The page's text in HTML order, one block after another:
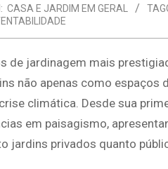
CASA E JARDIM EM GERAL
de jardinagem mais
não apenas como espaços
climática. Desde sua
em paisagismo,
jardins privados quanto